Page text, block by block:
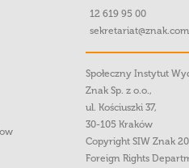
12 619 95 00
Społeczny Instytut
Znak Sp. z o.o.,
ul. Kościuszki 37,
30-105 Kraków
Copyright SIW Znak
Foreign Rights